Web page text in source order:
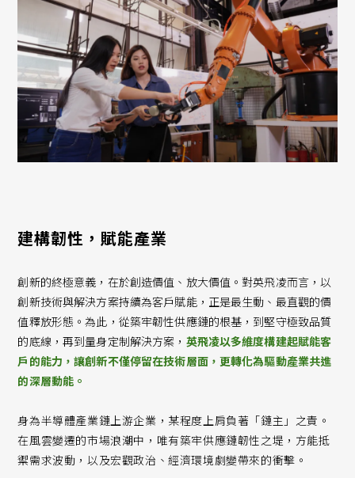
建構韌性，賦能產業
創新的終極意義，在於創造價值、放大價值。對英飛凌而言，以
創新技術與解決方案持續為客戶賦能，正是最生動、最直觀的價
值釋放形態。為此，從築牢韌性供應鏈的根基，到堅守極致品質
的底線，再到量身定制解決方案， 英飛凌以多維度構建起賦能客
戶的能力，讓創新不僅停留在技術層面，更轉化為驅動產業共進
的深層動能。
身為半導體產業鏈上游企業，某程度上肩負著「鏈主」之責。
在風雲變遷的市場浪潮中，唯有築牢供應鏈韌性之堤，方能抵
禦需求波動，以及宏觀政治、經濟環境劇變帶來的衝擊。